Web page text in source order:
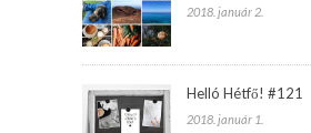
2018. január 2.
Helló Hétfő! #121
2018. január 1.